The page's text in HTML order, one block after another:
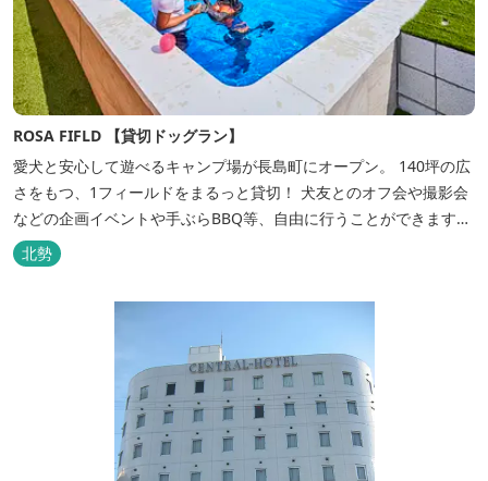
ROSA FIFLD 【貸切ドッグラン】
愛犬と安心して遊べるキャンプ場が長島町にオープン。 140坪の広
さをもつ、1フィールドをまるっと貸切！ 犬友とのオフ会や撮影会
などの企画イベントや手ぶらBBQ等、自由に行うことができます。
フードメニューも豊富で手ぶらでBBQを予算に合わせてお選びいた
だき、楽しんでいただくことがてぎます。 ドックランは全面人工芝
北勢